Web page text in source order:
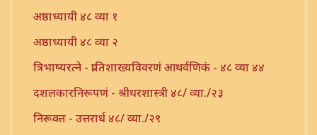
अष्ठाध्यायी ४८ व्या १
अष्ठाध्यायी ४८ व्या २
त्रिभाष्यरत्ने - प्रातिशाख्यविवरणं आथर्वणिकं - ४८ व्या ४४
दशलकारनिरूपणं - श्रीधरशास्त्री ४८/ व्या./२३
निरूक्त - उत्तरार्ध ४८/ व्या./२९